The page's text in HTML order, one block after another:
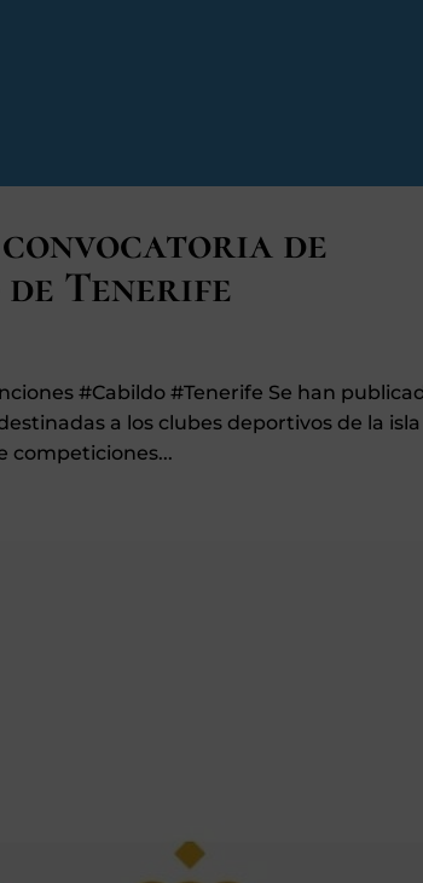
de
Tenerife
#Cabildo #Tenerife Se han
a los clubes deportivos de la
competiciones...